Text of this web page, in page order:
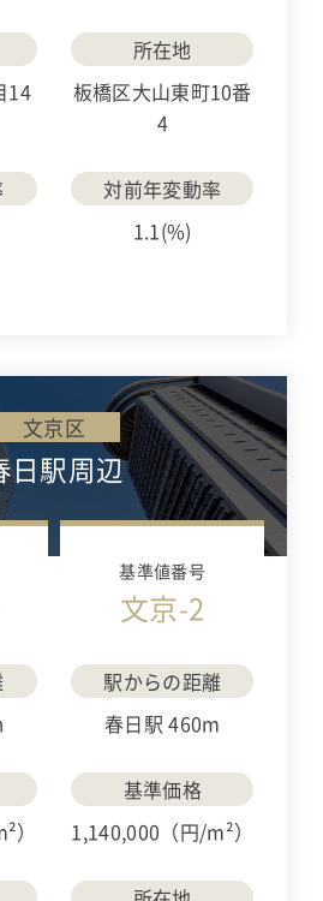
14
所在地
板橋区大山東町10番
4
対前年変動率
1.1(%)
文京区
日駅周辺
基準値番号
文京-2
駅からの距離
春日駅 460m
基準価格
1,140,000（円/m²）